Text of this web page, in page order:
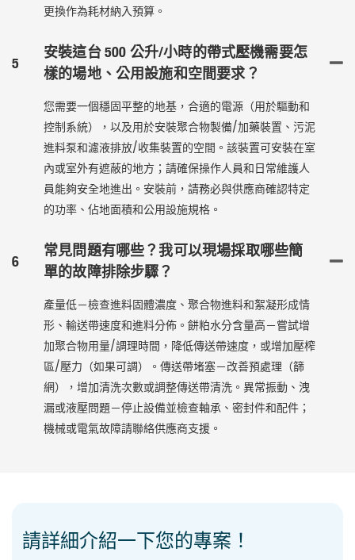
更換作為耗材納入預算。
5
安裝這台 500 公升/小時的帶式壓機需要怎
樣的場地、公用設施和空間要求？
您需要一個穩固平整的地基，合適的電源（用於驅動和
控制系統），以及用於安裝聚合物製備/加藥裝置、污泥
進料泵和濾液排放/收集裝置的空間。該裝置可安裝在室
內或室外有遮蔽的地方；請確保操作人員和日常維護人
員能夠安全地進出。安裝前，請務必與供應商確認特定
的功率、佔地面積和公用設施規格。
6
常見問題有哪些？我可以現場採取哪些簡
單的故障排除步驟？
產量低－檢查進料固體濃度、聚合物進料和絮凝形成情
形、輸送帶速度和進料分佈。餅粕水分含量高－嘗試增
加聚合物用量/調理時間，降低傳送帶速度，或增加壓榨
區/壓力（如果可調）。傳送帶堵塞－改善預處理（篩
網），增加清洗次數或調整傳送帶清洗。異常振動、洩
漏或液壓問題－停止設備並檢查軸承、密封件和配件；
機械或電氣故障請聯絡供應商支援。
請詳細介紹一下您的專案！